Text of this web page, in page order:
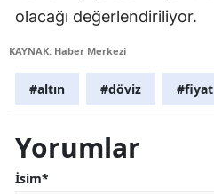
olacağı değerlendiriliyor.
KAYNAK: Haber Merkezi
#altın #döviz #fiyat
Yorumlar
İsim*